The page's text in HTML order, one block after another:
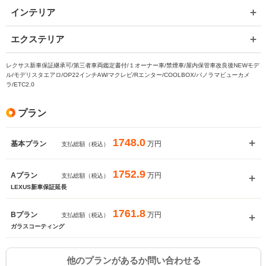
インテリア
エクステリア
レクサス新車保証継承可/第三者車両鑑定書付/１オーナー車/禁煙車/屋内保管車改良後NEWモデ
ル/モデリスタエアロ/OP22インチAW/マクレビ/Rエンター/COOLBOX/パノラマビューカメ
ラ/ETC2.0
プラン
基本プラン 支払総額（税込） 1748.0 万円
Aプラン 支払総額（税込） 1752.9 万円
LEXUS新車保証延長
Bプラン 支払総額（税込） 1761.8 万円
ガラスコーティング
他のプランがあるか問い合わせる